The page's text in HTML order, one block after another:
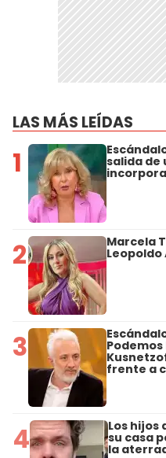
LAS MÁS LEÍDAS
1 salida de
2 Marcela
3
frente a
4 Los hijos
su casa
la